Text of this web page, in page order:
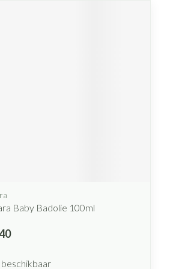
Baby Badolie 100ml